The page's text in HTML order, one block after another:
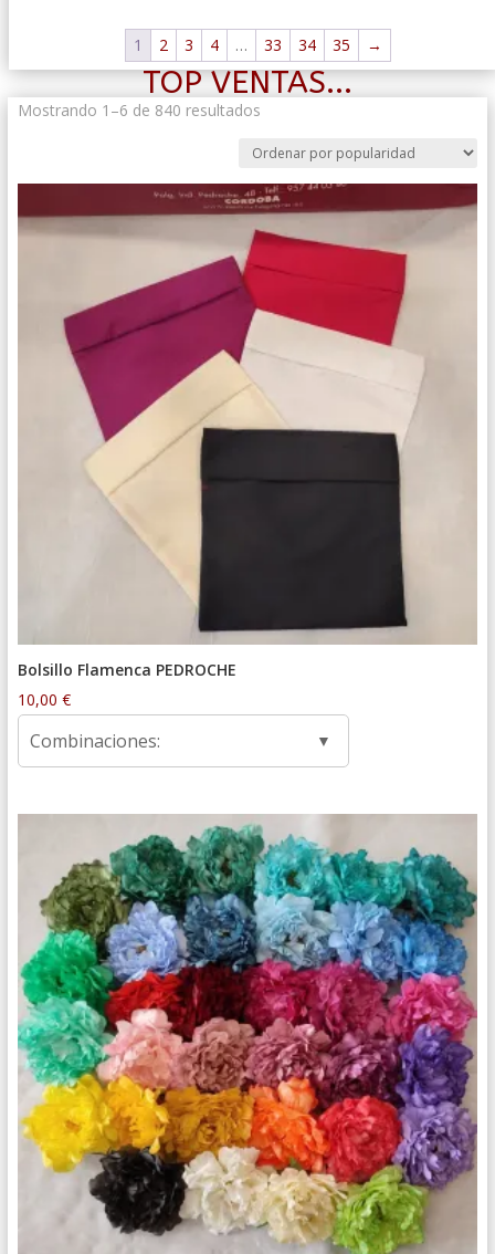
1 2 3 4 … 33 34 35 →
TOP VENTAS...
Mostrando 1–6 de 840 resultadosOrdenado
popularidad
Bolsillo Flamenca PEDROCHE
10,00 €
Combinaciones: